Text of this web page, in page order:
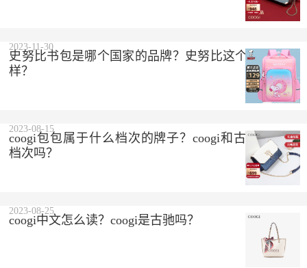
史努比书包是哪个国家的品牌？史努比这个品牌怎么
样？
2023-11-30
coogi包包属于什么档次的牌子？coogi和古驰是一个
档次吗？
2023-08-15
coogi中文怎么读？coogi是古驰吗？
2023-08-25